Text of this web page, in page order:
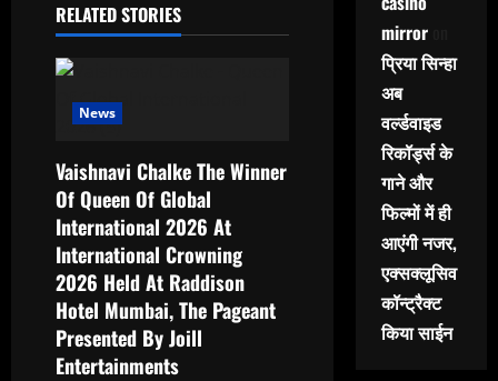
i
t
i
o
n
RELATED STORIES
News
Vaishnavi Chalke The Winner
Of Queen Of Global
International 2026 At
International Crowning
2026 Held At Raddison
Hotel Mumbai, The Pageant
Presented By Joill
Entertainments
mirroron
प्रिया सिन्हा
अब
वर्ल्डवाइड
रिकॉर्ड्स के
गाने और
फिल्मों में ही
आएंगी नजर,
एक्सक्लूसिव
कॉन्ट्रैक्ट
किया साईन